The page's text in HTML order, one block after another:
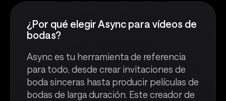
¿Por qué elegir Async para vídeos de
bodas?
Async es tu herramienta de referencia
para todo, desde crear invitaciones de
boda sinceras hasta producir películas de
bodas de larga duración. Este creador de